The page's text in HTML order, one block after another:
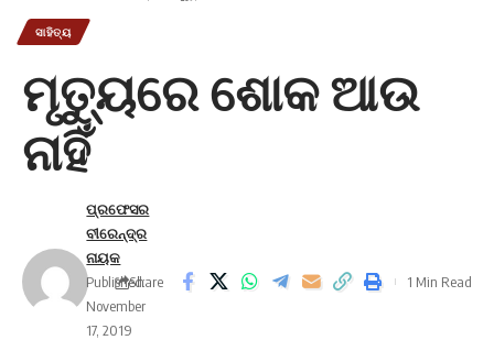
ସାହିତ୍ୟ
ମୃତ୍ୟୁରେ ଶୋକ ଆଉ
ନାହିଁ
ପ୍ରଫେସର
ବୀରେନ୍ଦ୍ର
ନାୟକ
Published:
November
17, 2019
Share 1 Min Read